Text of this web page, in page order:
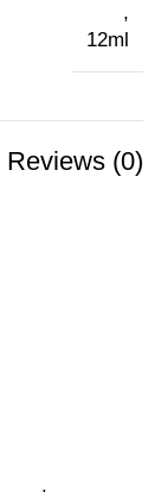
,
12ml
Reviews (0)